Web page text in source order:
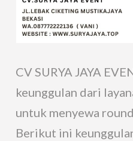
CV SURYA JAYA
keunggulan dari
untuk menyewa
Berikut ini